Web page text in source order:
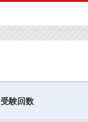
受験回数